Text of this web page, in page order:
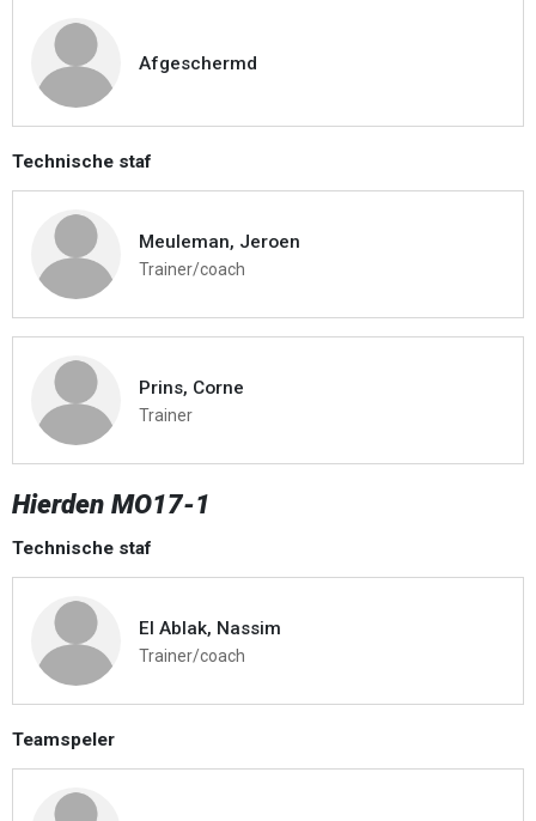
Afgeschermd
Technische staf
Meuleman, Jeroen
Trainer/coach
Prins, Corne
Trainer
Hierden MO17-1
Technische staf
El Ablak, Nassim
Trainer/coach
Teamspeler